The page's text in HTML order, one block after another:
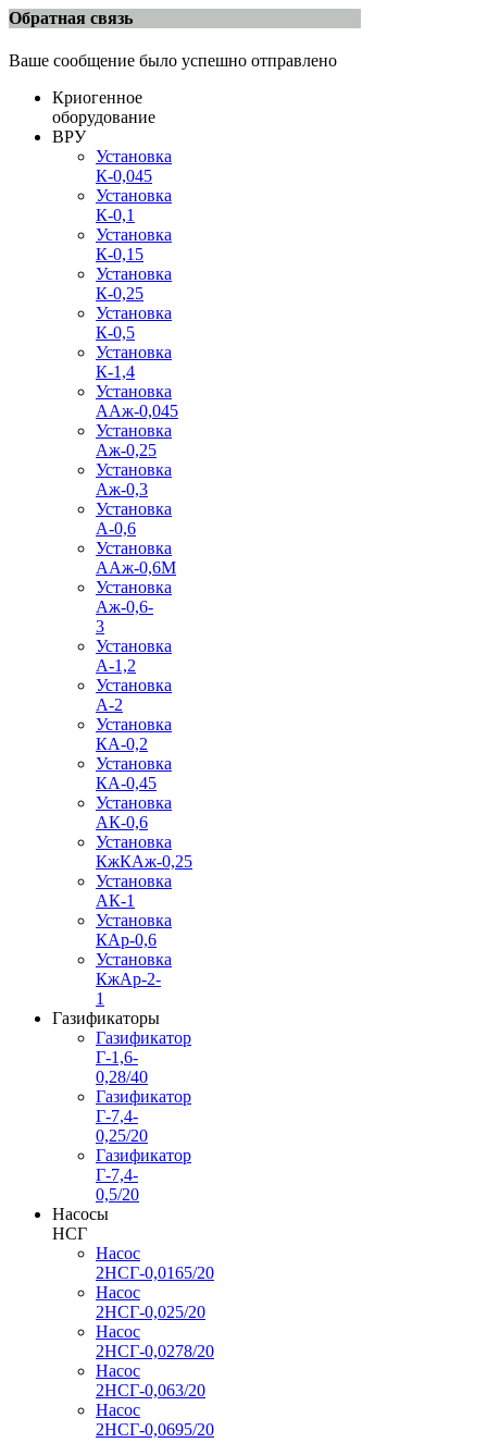
Обратная связь
Ваше сообщение было успешно отправлено
Криогенное
оборудование
ВРУ
Установка
К-0,045
Установка
К-0,1
Установка
К-0,15
Установка
К-0,25
Установка
К-0,5
Установка
К-1,4
Установка
ААж-0,045
Установка
Аж-0,25
Установка
Аж-0,3
Установка
А-0,6
Установка
ААж-0,6М
Установка
Аж-0,6-
3
Установка
А-1,2
Установка
А-2
Установка
КА-0,2
Установка
КА-0,45
Установка
АК-0,6
Установка
КжКАж-0,25
Установка
АК-1
Установка
КАр-0,6
Установка
КжАр-2-
1
Газификаторы
Газификатор
Г-1,6-
0,28/40
Газификатор
Г-7,4-
0,25/20
Газификатор
Г-7,4-
0,5/20
Насосы
НСГ
Насос
2НСГ-0,0165/20
Насос
2НСГ-0,025/20
Насос
2НСГ-0,0278/20
Насос
2НСГ-0,063/20
Насос
2НСГ-0,0695/20